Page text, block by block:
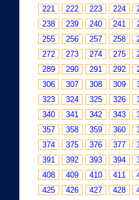
221
222 223 224
238
239 240 241
255
256 257 258
272
273 274 275
289
290 291 292
306
307 308 309
323
324 325 326
340
341 342 343
357
358 359 360
374
375 376 377
391
392 393 394
408
409 410 411
425
426 427 428